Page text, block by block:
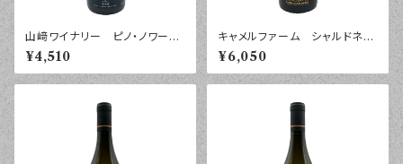
山﨑ワイナリー ピノ・ノワー
ル 紺 ２０２４年 ７５０ｍｌ
¥4,510
キャメルファーム シャルドネ
２０２４年 ７５０ｍｌ
¥6,050